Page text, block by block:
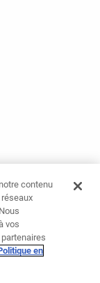
contenu
vos
en